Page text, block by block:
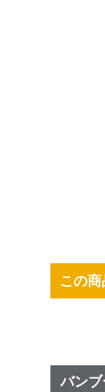
この
バン